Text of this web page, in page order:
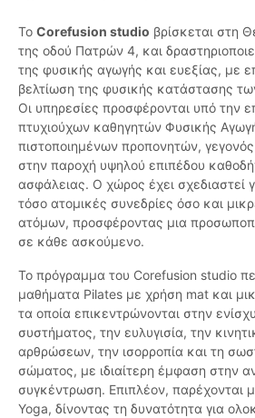
Το Corefusion studio βρίσκεται στη
της οδού Πατρών 4, και
της φυσικής αγωγής και ευεξίας, με
βελτίωση της φυσικής κατάστασης
Οι υπηρεσίες προσφέρονται υπό την
πτυχιούχων καθηγητών Φυσικής
πιστοποιημένων προπονητών,
στην παροχή υψηλού επιπέδου
ασφάλειας. Ο χώρος έχει σχεδιαστεί
τόσο ατομικές συνεδρίες όσο και
ατόμων, προσφέροντας μια
σε κάθε ασκούμενο.
Το πρόγραμμα του Corefusion studio
μαθήματα Pilates με χρήση mat και
τα οποία επικεντρώνονται στην
συστήματος, την ευλυγισία, την
αρθρώσεων, την ισορροπία και τη
σώματος, με ιδιαίτερη έμφαση στην
συγκέντρωση. Επιπλέον, παρέχονται
Yoga, δίνοντας τη δυνατότητα για